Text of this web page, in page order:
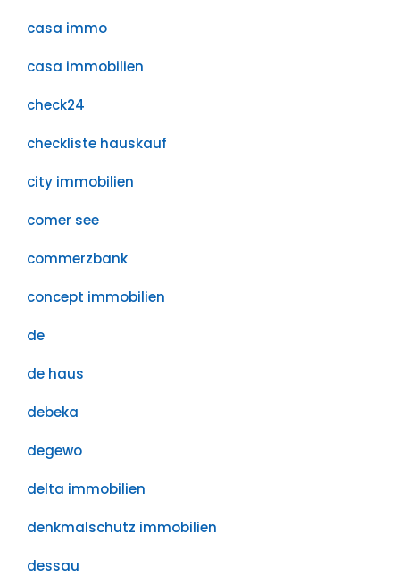
casa immo
casa immobilien
check24
checkliste hauskauf
city immobilien
comer see
commerzbank
concept immobilien
de
de haus
debeka
degewo
delta immobilien
denkmalschutz immobilien
dessau